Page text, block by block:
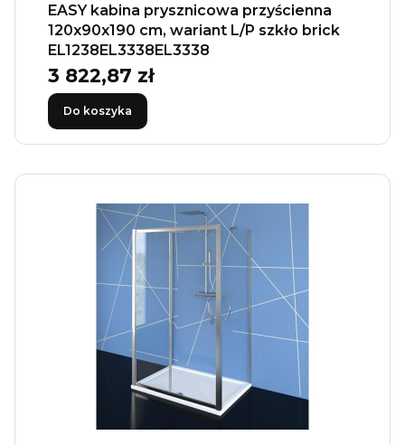
EASY kabina prysznicowa przyścienna
120x90x190 cm, wariant L/P szkło brick
EL1238EL3338EL3338
Cena
3 822,87 zł
Do koszyka